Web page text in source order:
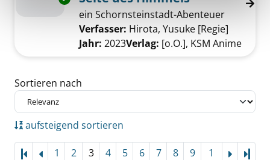
ein Schornsteinstadt-Abenteuer
Verfasser: Hirota, Yusuke [Regie]
Jahr: 2023Verlag: [o.O.], KSM Anime
Zu den Suchfiltern springen
Sortieren nach
aufsteigend sortieren
1 2 3 4 5 6 7 8 9
1